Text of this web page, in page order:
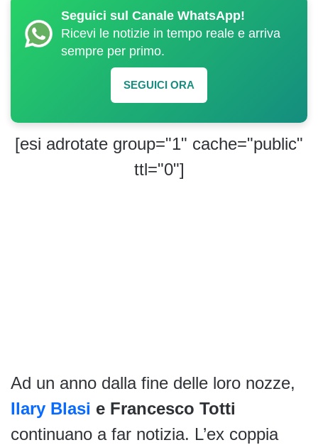
Seguici sul Canale WhatsApp!
Ricevi le notizie in tempo reale e arriva
sempre per primo.
SEGUICI ORA
[esi adrotate group="1" cache="public"
ttl="0"]
Ad un anno dalla fine delle loro nozze,
Ilary Blasi e Francesco Totti
continuano a far notizia. L’ex coppia